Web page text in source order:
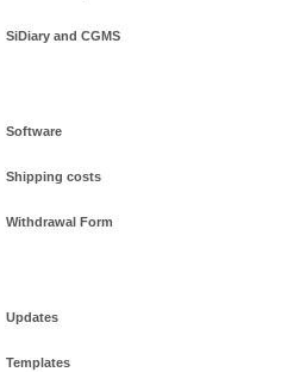
SiDiary and CGMS
Software
Shipping costs
Withdrawal Form
Updates
Templates